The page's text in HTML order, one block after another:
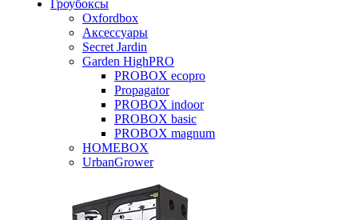
Гроубоксы
Oxfordbox
Аксессуары
Secret Jardin
Garden HighPRO
PROBOX ecopro
Propagator
PROBOX indoor
PROBOX basic
PROBOX magnum
HOMEBOX
UrbanGrower